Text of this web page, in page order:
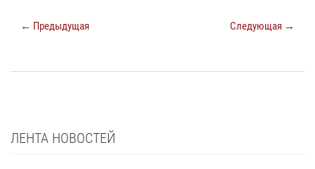
← Предыдущая Следующая →
ЛЕНТА НОВОСТЕЙ